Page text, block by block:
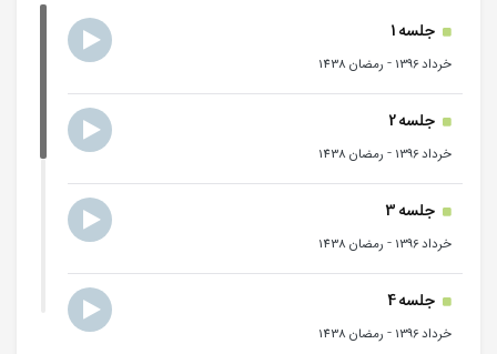
جلسه 1
خرداد 1396 - رمضان 1438
جلسه 2
خرداد 1396 - رمضان 1438
جلسه 3
خرداد 1396 - رمضان 1438
جلسه 4
خرداد 1396 - رمضان 1438